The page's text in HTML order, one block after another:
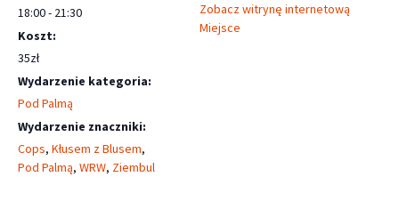
18:00 - 21:30
Koszt:
35zł
Wydarzenie kategoria:
Pod Palmą
Wydarzenie znaczniki:
Cops, Kłusem z Blusem,
Pod Palmą, WRW, Ziembul
Zobacz witrynę internetową
Miejsce